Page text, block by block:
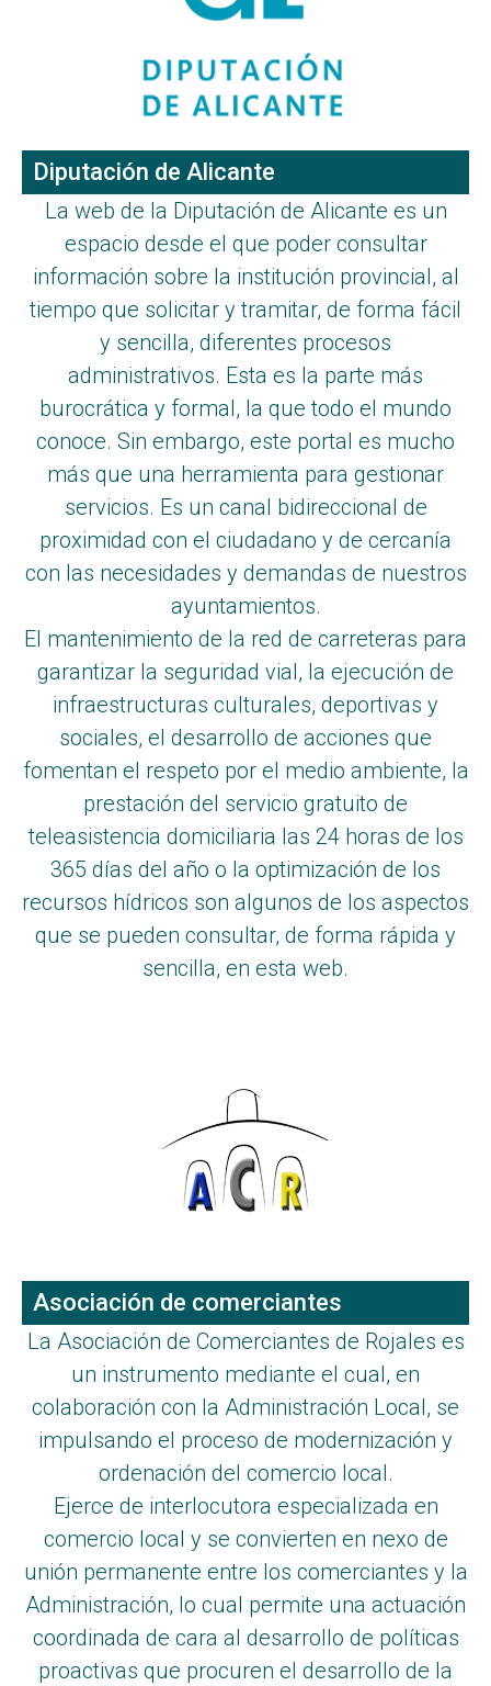
Diputación de Alicante
La web de la Diputación de Alicante es un
espacio desde el que poder consultar
información sobre la institución provincial, al
tiempo que solicitar y tramitar, de forma fácil
y sencilla, diferentes procesos
administrativos. Esta es la parte más
burocrática y formal, la que todo el mundo
conoce. Sin embargo, este portal es mucho
más que una herramienta para gestionar
servicios. Es un canal bidireccional de
proximidad con el ciudadano y de cercanía
con las necesidades y demandas de nuestros
ayuntamientos.
El mantenimiento de la red de carreteras para
garantizar la seguridad vial, la ejecución de
infraestructuras culturales, deportivas y
sociales, el desarrollo de acciones que
fomentan el respeto por el medio ambiente, la
prestación del servicio gratuito de
teleasistencia domiciliaria las 24 horas de los
365 días del año o la optimización de los
recursos hídricos son algunos de los aspectos
que se pueden consultar, de forma rápida y
sencilla, en esta web.
Asociación de comerciantes​
La Asociación de Comerciantes de Rojales es
un instrumento mediante el cual, en
colaboración con la Administración Local, se
impulsando el proceso de modernización y
ordenación del comercio local.
Ejerce de interlocutora especializada en
comercio local y se convierten en nexo de
unión permanente entre los comerciantes y la
Administración, lo cual permite una actuación
coordinada de cara al desarrollo de políticas
proactivas que procuren el desarrollo de la